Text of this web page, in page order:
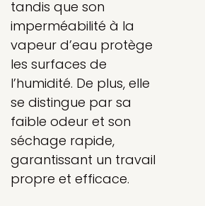
tandis que son
imperméabilité à la
vapeur d’eau protège
les surfaces de
l’humidité. De plus, elle
se distingue par sa
faible odeur et son
séchage rapide,
garantissant un travail
propre et efficace.